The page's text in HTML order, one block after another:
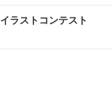
ラストコンテスト